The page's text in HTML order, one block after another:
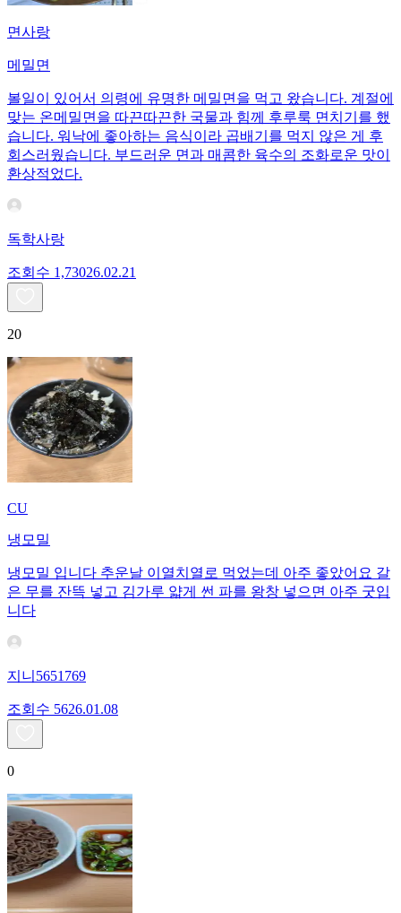
면사랑
메밀면
볼일이 있어서 의령에 유명한 메밀면을 먹고 왔습니다. 계절에
맞는 온메밀면을 따끈따끈한 국물과 힘께 후루룩 면치기를 했
습니다. 워낙에 좋아하는 음식이라 곱배기를 먹지 않은 게 후
회스러웠습니다. 부드러운 면과 매콤한 육수의 조화로운 맛이
환상적었다.
독학사랑
조회수 1,73026.02.21
20
CU
냉모밀
냉모밀 입니다 추운날 이열치열로 먹었는데 아주 좋았어요 갈
은 무를 잔뜩 넣고 김가루 얇게 썬 파를 왕창 넣으면 아주 굿입
니다
지니5651769
조회수 5626.01.08
0